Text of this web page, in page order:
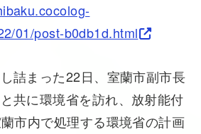
01/post-b0db1d.html
詰まった22日、室蘭市副市長
共に環境省を訪れ、放射能付
市内で処理する環境省の計画